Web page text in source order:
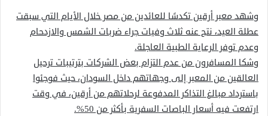
وشهد معبر أرقين تكدسًا للعائدين من مصر خلال الأيام التي سبقت
عطلة العيد، نتج عنه ثلاث وفيات جراء ضربات الشمس والازدحام
وعدم توفر الرعاية الطبية العاجلة.
وشكا المسافرون من عدم التزام بعض الشركات بترتيبات ترحيل
العالقين من المعبر إلى وجهاتهم داخل السودان، حيث فوجئوا
باسترداد مبالغ التذاكر المدفوعة لرحلاتهم من أرقين، في وقت
ارتفعت فيه أسعار الباصات السفرية بأكثر من 50%.